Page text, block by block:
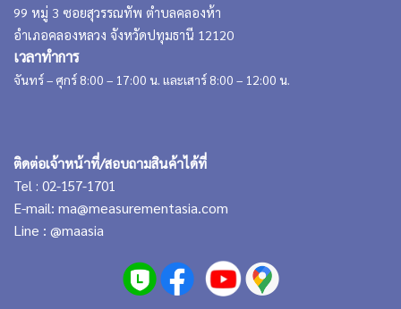
99 หมู่ 3 ซอยสุวรรณทัพ ตำบลคลองห้า
อำเภอคลองหลวง จังหวัดปทุมธานี 12120
เวลาทำการ
จันทร์ – ศุกร์ 8:00 – 17:00 น. และเสาร์ 8:00 – 12:00 น.
ติดต่อเจ้าหน้าที่/สอบถามสินค้าได้ที่
Tel : 02-157-1701
E-mail: ma@measurementasia.com
Line : @maasia